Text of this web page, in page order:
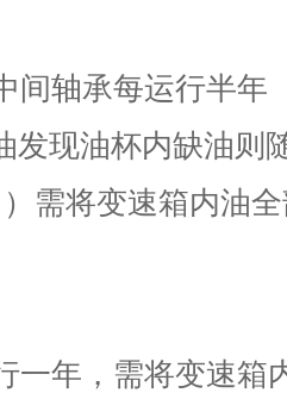
间轴承每运行半年
发现油杯内缺油则
需将变速箱内油
一年，需将变速箱